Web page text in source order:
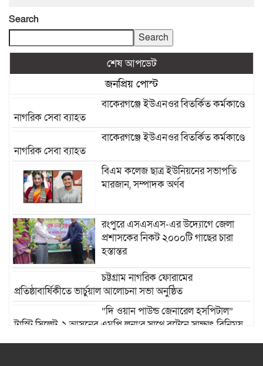
Search
Search
শেষ আপডেট
জনপ্রিয় পোস্ট
বাকেরগঞ্জে ইউএনওর বিতর্কিত কর্মকাণ্ডে
নাগরিক সেবা ব্যাহত
বাকেরগঞ্জে ইউএনওর বিতর্কিত কর্মকাণ্ডে
নাগরিক সেবা ব্যাহত
বিএম কলেজ ছাত্র ইউনিয়নের সভাপতি
মারজান, সম্পাদক অর্ণব
রংপুরে এসএসএস-এর উদ্যোগে জেলা
প্রশাসকের নিকট ২০০০টি গাছের চারা
হস্তান্তর
চট্টগ্রাম নাগরিক ফোরামের
প্রতিষ্ঠাবার্ষিকীতে ভার্চুয়াল আলোচনা সভা অনুষ্ঠিত
“দি ওয়ান পাউন্ড জেনারেল হসপিটাল”
ট্রাস্টি সিলেট-২ আসনের এমপি লুনা’র সা‌থে বৃটেনে সাক্ষাৎ বিনিময়
মানবিক সংগঠন সিলেট-চট্টগ্রাম ফ্রেন্ডশিপ